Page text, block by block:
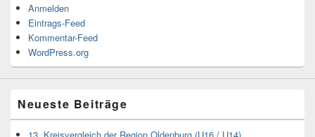
Anmelden
Eintrags-Feed
Kommentar-Feed
WordPress.org
Neueste Beiträge